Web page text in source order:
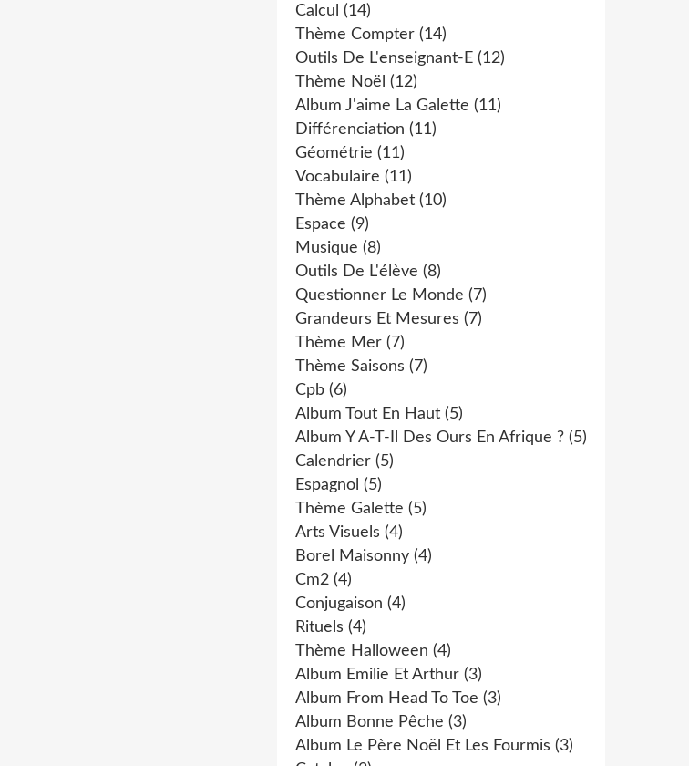
Calcul (14)
Thème Compter (14)
Outils De L'enseignant-E (12)
Thème Noël (12)
Album J'aime La Galette (11)
Différenciation (11)
Géométrie (11)
Vocabulaire (11)
Thème Alphabet (10)
Espace (9)
Musique (8)
Outils De L'élève (8)
Questionner Le Monde (7)
Grandeurs Et Mesures (7)
Thème Mer (7)
Thème Saisons (7)
Cpb (6)
Album Tout En Haut (5)
Album Y A-T-Il Des Ours En Afrique ? (5)
Calendrier (5)
Espagnol (5)
Thème Galette (5)
Arts Visuels (4)
Borel Maisonny (4)
Cm2 (4)
Conjugaison (4)
Rituels (4)
Thème Halloween (4)
Album Emilie Et Arthur (3)
Album From Head To Toe (3)
Album Bonne Pêche (3)
Album Le Père Noël Et Les Fourmis (3)